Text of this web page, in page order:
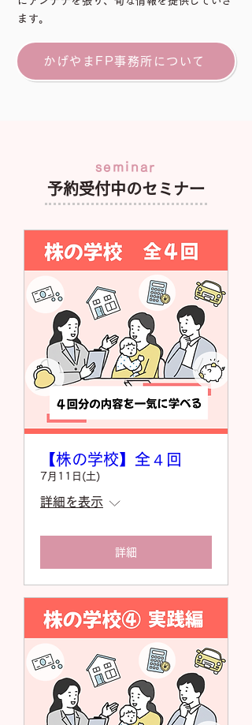
ます。
かげやまFP事務所について
seminar
予約受付中のセミナー
【株の学校】全４回
7月11日(土)
詳細を表示
詳細